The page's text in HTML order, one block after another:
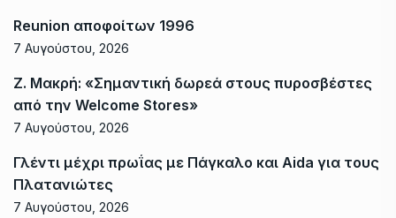
Reunion αποφοίτων 1996
7 Αυγούστου, 2026
Ζ. Μακρή: «Σημαντική δωρεά στους πυροσβέστες
από την Welcome Stores»
7 Αυγούστου, 2026
Γλέντι μέχρι πρωΐας με Πάγκαλο και Aida για τους
Πλατανιώτες
7 Αυγούστου, 2026